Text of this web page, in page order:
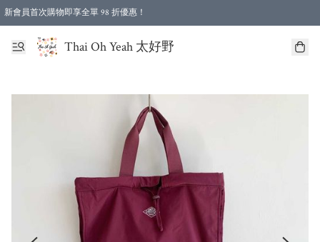
新會員首次購物即享全單 98 折優惠！
特選會員可享全單低至 96 折優惠！
Thai Oh Yeah 太好野